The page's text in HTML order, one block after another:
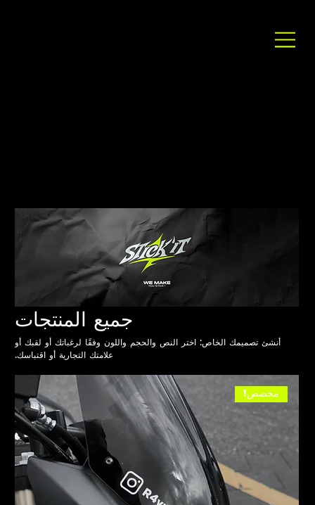
جميع المنتجات
أنشئ تصميمك الخاص: اختر النص والحجم واللون وفقًا لرغباتك أو لقبك أو
علامتك التجارية أو اقتباسك.
مخصص!